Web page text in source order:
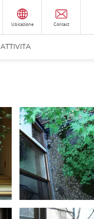
Ubicazione Contact
ATTIVITA